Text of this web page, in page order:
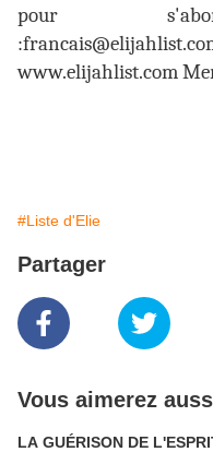
pour
www.elijahlist.com
#Liste d'Elie
Partager
Vous aimerez
LA GUÉRISON DE